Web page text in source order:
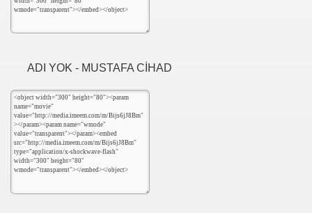
ADI YOK - MUSTAFA CİHAD